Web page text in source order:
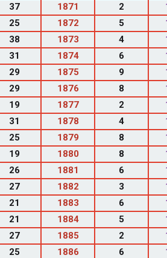
37 1871 2
25 1872 5
38 1873 4
31 1874 6
29 1875 9
29 1876 8
19 1877 2
31 1878 4
25 1879 8
19 1880 8
26 1881 6
27 1882 3
21 1883 6
21 1884 5
27 1885 2
25 1886 6